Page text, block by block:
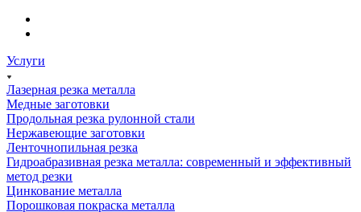
Услуги
Лазерная резка металла
Медные заготовки
Продольная резка рулонной стали
Нержавеющие заготовки
Ленточнопильная резка
Гидроабразивная резка металла: современный и эффективный
метод резки
Цинкование металла
Порошковая покраска металла